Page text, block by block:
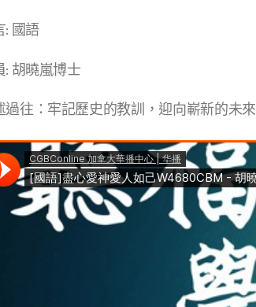
: 國語
: 胡曉嵐博士
過往：牢記歷史的教訓，迎向嶄新的未來